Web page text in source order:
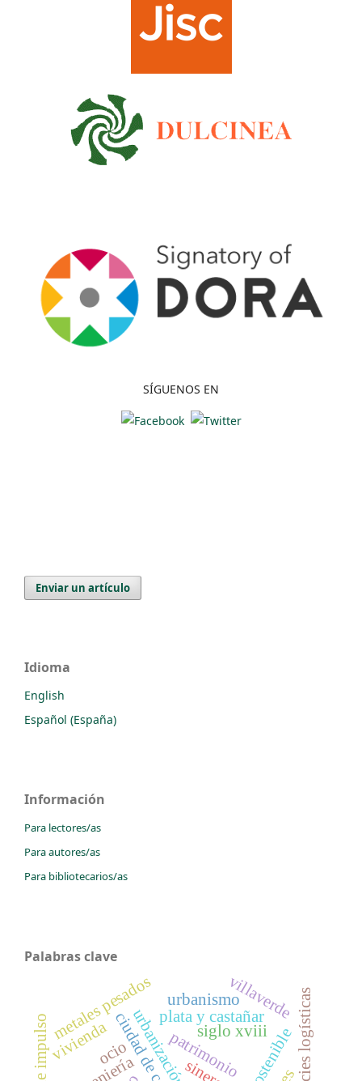
SÍGUENOS EN
Enviar un artículo
Idioma
English
Español (España)
Información
Para lectores/as
Para autores/as
Para bibliotecarios/as
Palabras clave
patrimonio
metales pesados siglo xviii
plata y castañar
villaverde
urbanismo
viviendaocio